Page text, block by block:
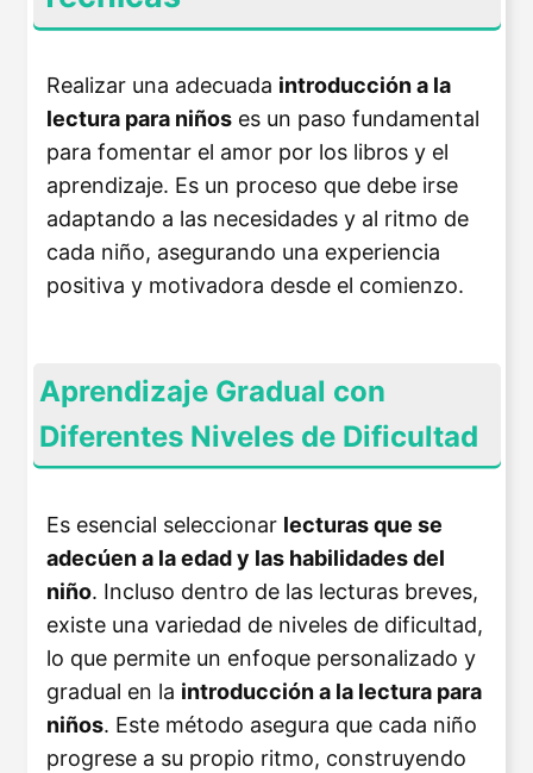
Realizar una adecuada introducción a la
lectura para niños es un paso fundamental
para fomentar el amor por los libros y el
aprendizaje. Es un proceso que debe irse
adaptando a las necesidades y al ritmo de
cada niño, asegurando una experiencia
positiva y motivadora desde el comienzo.
Aprendizaje Gradual con
Diferentes Niveles de Dificultad
Es esencial seleccionar lecturas que se
adecúen a la edad y las habilidades del
niño. Incluso dentro de las lecturas breves,
existe una variedad de niveles de dificultad,
lo que permite un enfoque personalizado y
gradual en la introducción a la lectura para
niños​. Este método asegura que cada niño
progrese a su propio ritmo, construyendo